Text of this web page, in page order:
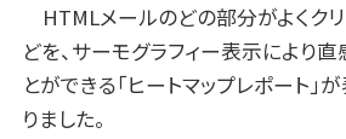
HTMLメールのどの部分がよくク
どを、サーモグラフィー表示により
とができる「ヒートマップレポート」
りました。